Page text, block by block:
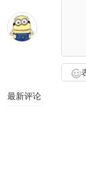
最新评论